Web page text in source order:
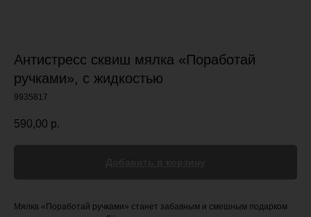
Антистресс сквиш мялка «Поработай
ручками», с жидкостью
9935817
590,00 р.
Мялка «Поработай ручками» станет забавным и смешным подарком